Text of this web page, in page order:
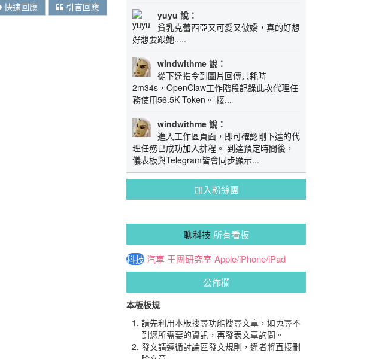
快速回應 引言回應
yuyu 說：
貧乳克蕾西亞又可愛又傲嬌，真的好想
好想要跟她.....
windwithme 說：
從下達指令到圖片回傳共耗時
2m34s，OpenClaw工作階段記錄此次代理任
務使用56.5K Token。 接...
windwithme 說：
進入工作區頁面，即可確認剛下達的代
理任務已成功加入排程。 到達預定時間後，
儀表板與Telegram皆會同步顯示...
加入粉絲團
聊科技 所有看板
科技汽車 王團研究室 Apple/iPhone/iPad
公佈欄
本板板規
請先利用本版搜尋功能搜尋文章，如蒐尋不
到您所需要的資訊，再發表文章詢問。
發文請遵循討論區發文規則，違者將直接刪